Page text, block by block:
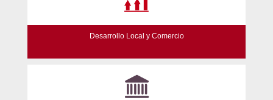
Desarrollo Local y Comercio